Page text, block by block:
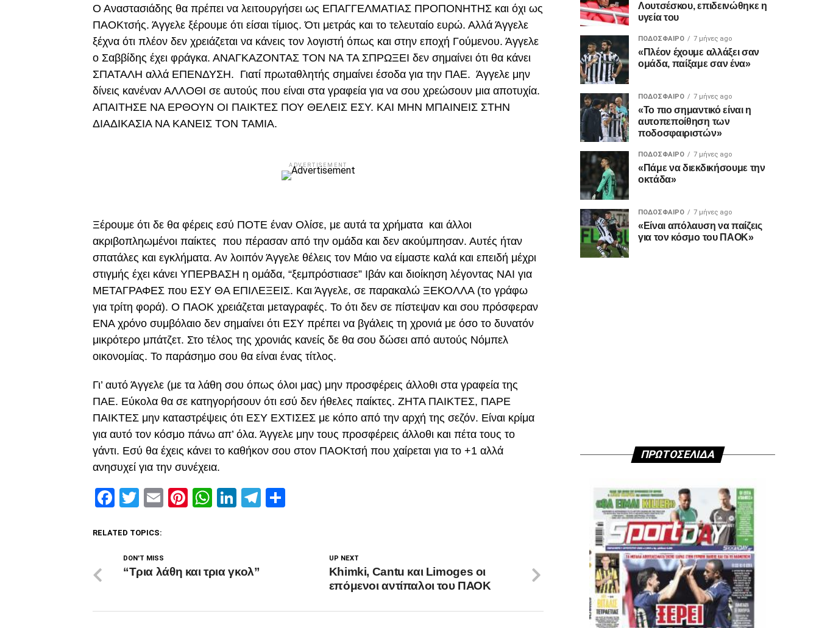
Ο Αναστασιάδης θα πρέπει να λειτουργήσει ως ΕΠΑΓΓΕΛΜΑΤΙΑΣ ΠΡΟΠΟΝΗΤΗΣ και όχι ως
ΠΑΟΚτσής. Άγγελε ξέρουμε ότι είσαι τίμιος. Ότι μετράς και το τελευταίο ευρώ. Αλλά Άγγελε
ξέχνα ότι πλέον δεν χρειάζεται να κάνεις τον λογιστή όπως και στην εποχή Γούμενου. Άγγελε
ο Σαββίδης έχει φράγκα. ΑΝΑΓΚΑΖΟΝΤΑΣ ΤΟΝ ΝΑ ΤΑ ΣΠΡΩΞΕΙ δεν σημαίνει ότι θα κάνει
ΣΠΑΤΑΛΗ αλλά ΕΠΕΝΔΥΣΗ. Γιατί πρωταθλητής σημαίνει έσοδα για την ΠΑΕ. Άγγελε μην
δίνεις κανέναν ΑΛΛΟΘΙ σε αυτούς που είναι στα γραφεία για να σου χρεώσουν μια αποτυχία.
ΑΠΑΙΤΗΣΕ ΝΑ ΕΡΘΟΥΝ ΟΙ ΠΑΙΚΤΕΣ ΠΟΥ ΘΕΛΕΙΣ ΕΣΥ. ΚΑΙ ΜΗΝ ΜΠΑΙΝΕΙΣ ΣΤΗΝ
ΔΙΑΔΙΚΑΣΙΑ ΝΑ ΚΑΝΕΙΣ ΤΟΝ ΤΑΜΙΑ.
ADVERTISEMENT
Ξέρουμε ότι δε θα φέρεις εσύ ΠΟΤΕ έναν Ολίσε, με αυτά τα χρήματα και άλλοι
ακριβοπληωμένοι παίκτες που πέρασαν από την ομάδα και δεν ακούμπησαν. Αυτές ήταν
σπατάλες και εγκλήματα. Αν λοιπόν Άγγελε θέλεις τον Μάιο να είμαστε καλά και επειδή μέχρι
στιγμής έχει κάνει ΥΠΕΡΒΑΣΗ η ομάδα, “ξεμπρόστιασε” Ιβάν και διοίκηση λέγοντας ΝΑΙ για
ΜΕΤΑΓΡΑΦΕΣ που ΕΣΥ ΘΑ ΕΠΙΛΕΞΕΙΣ. Και Άγγελε, σε παρακαλώ ΞΕΚΟΛΛΑ (το γράφω
για τρίτη φορά). Ο ΠΑΟΚ χρειάζεται μεταγραφές. Το ότι δεν σε πίστεψαν και σου πρόσφεραν
ΕΝΑ χρόνο συμβόλαιο δεν σημαίνει ότι ΕΣΥ πρέπει να βγάλεις τη χρονιά με όσο το δυνατόν
μικρότερο μπάτζετ. Στο τέλος της χρονιάς κανείς δε θα σου δώσει από αυτούς Νόμπελ
οικονομίας. Το παράσημο σου θα είναι ένας τίτλος.
Γι’ αυτό Άγγελε (με τα λάθη σου όπως όλοι μας) μην προσφέρεις άλλοθι στα γραφεία της
ΠΑΕ. Εύκολα θα σε κατηγορήσουν ότι εσύ δεν ήθελες παίκτες. ΖΗΤΑ ΠΑΙΚΤΕΣ, ΠΑΡΕ
ΠΑΙΚΤΕΣ μην καταστρέψεις ότι ΕΣΥ ΕΧΤΙΣΕΣ με κόπο από την αρχή της σεζόν. Είναι κρίμα
για αυτό τον κόσμο πάνω απ’ όλα. Άγγελε μην τους προσφέρεις άλλοθι και πέτα τους το
γάντι. Εσύ θα έχεις κάνει το καθήκον σου στον ΠΑΟΚτσή που χαίρεται για το +1 αλλά
ανησυχεί για την συνέχεια.
Facebook
Twitter
EmailPinterest
WhatsApp
LinkedIn
Telegram
RELATED TOPICS:
UP NEXT
Khimki, Cantu και Limoges οι
επόμενοι αντίπαλοι του ΠΑΟΚ
DON'T MISS
“Τρια λάθη και τρια γκολ”
Λουτσέσκου, επιδεινώθηκε η
υγεία του
ΠΟΔΌΣΦΑΙΡΟ 7 μήνες ago
«Πλέον έχουμε αλλάξει σαν
ομάδα, παίξαμε σαν ένα»
ΠΟΔΌΣΦΑΙΡΟ 7 μήνες ago
«Το πιο σημαντικό είναι η
αυτοπεποίθηση των
ποδοσφαιριστών»
ΠΟΔΌΣΦΑΙΡΟ 7 μήνες ago
«Πάμε να διεκδικήσουμε την
οκτάδα»
ΠΟΔΌΣΦΑΙΡΟ 7 μήνες ago
«Είναι απόλαυση να παίζεις
για τον κόσμο του ΠΑΟΚ»
ΠΡΩΤΟΣΕΛΙΔΑ